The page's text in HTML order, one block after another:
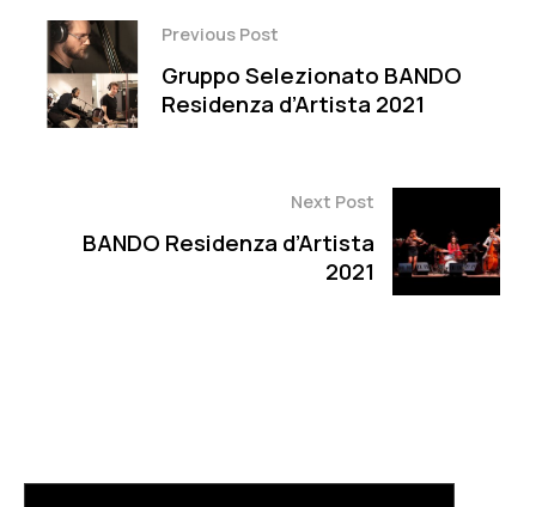
Previous Post
Gruppo Selezionato BANDO
Residenza d’Artista 2021
Next Post
BANDO Residenza d’Artista
2021